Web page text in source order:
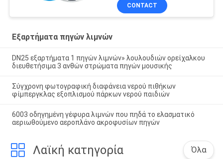
CONTACT
Εξαρτήματα πηγών λιμνών
DN25 εξαρτήματα 1 πηγών λιμνών» λουλουδιών ορείχαλκου
διευθετήσιμα 3 ανθών στρώματα πηγών μουσικής
Σύγχρονη φωτογραφική διαφάνεια νερού πιθήκων
φίμπεργκλας εξοπλισμού πάρκων νερού παιδιών
6003 οδηγημένη γέφυρα λιμνών που πηδά το ελασματικό
αεριωθούμενο αεροπλάνο ακροφυσίων πηγών
Λαϊκή κατηγορία Όλα